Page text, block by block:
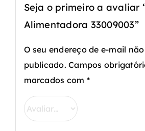
Seja o primeiro a avaliar
Alimentadora 33009003”
O seu endereço de e-mail
publicado. Campos
marcados com *